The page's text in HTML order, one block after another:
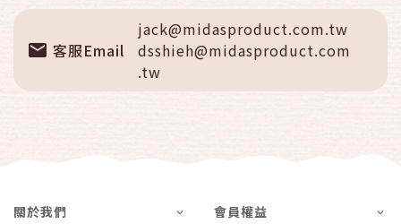
客服Email
jack@midasproduct.com.tw
dsshieh@midasproduct.com
.tw
關於我們 會員權益